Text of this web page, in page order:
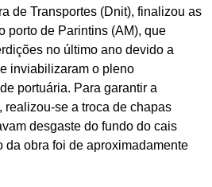
de Transportes (Dnit), finalizou as
porto de Parintins (AM), que
no último ano devido a
inviabilizaram o pleno
portuária. Para garantir a
realizou-se a troca de chapas
desgaste do fundo do cais
da obra foi de aproximadamente